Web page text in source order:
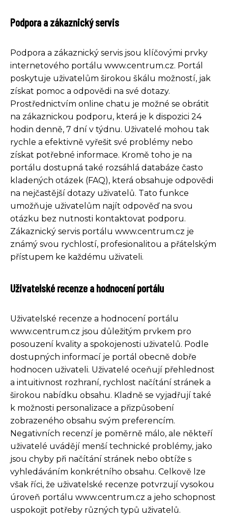
Podpora a zákaznický servis
Podpora a zákaznický servis jsou klíčovými prvky
internetového portálu www.centrum.cz. Portál
poskytuje uživatelům širokou škálu možností, jak
získat pomoc a odpovědi na své dotazy.
Prostřednictvím online chatu je možné se obrátit
na zákaznickou podporu, která je k dispozici 24
hodin denně, 7 dní v týdnu. Uživatelé mohou tak
rychle a efektivně vyřešit své problémy nebo
získat potřebné informace. Kromě toho je na
portálu dostupná také rozsáhlá databáze často
kladených otázek (FAQ), která obsahuje odpovědi
na nejčastější dotazy uživatelů. Tato funkce
umožňuje uživatelům najít odpověď na svou
otázku bez nutnosti kontaktovat podporu.
Zákaznický servis portálu www.centrum.cz je
známý svou rychlostí, profesionalitou a přátelským
přístupem ke každému uživateli.
Uživatelské recenze a hodnocení portálu
Uživatelské recenze a hodnocení portálu
www.centrum.cz jsou důležitým prvkem pro
posouzení kvality a spokojenosti uživatelů. Podle
dostupných informací je portál obecně dobře
hodnocen uživateli. Uživatelé oceňují přehlednost
a intuitivnost rozhraní, rychlost načítání stránek a
širokou nabídku obsahu. Kladně se vyjadřují také
k možnosti personalizace a přizpůsobení
zobrazeného obsahu svým preferencím.
Negativních recenzí je poměrně málo, ale někteří
uživatelé uvádějí menší technické problémy, jako
jsou chyby při načítání stránek nebo obtíže s
vyhledáváním konkrétního obsahu. Celkově lze
však říci, že uživatelské recenze potvrzují vysokou
úroveň portálu www.centrum.cz a jeho schopnost
uspokojit potřeby různých typů uživatelů.